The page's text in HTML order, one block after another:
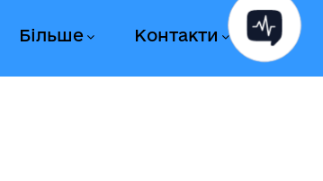
Більше Контакти